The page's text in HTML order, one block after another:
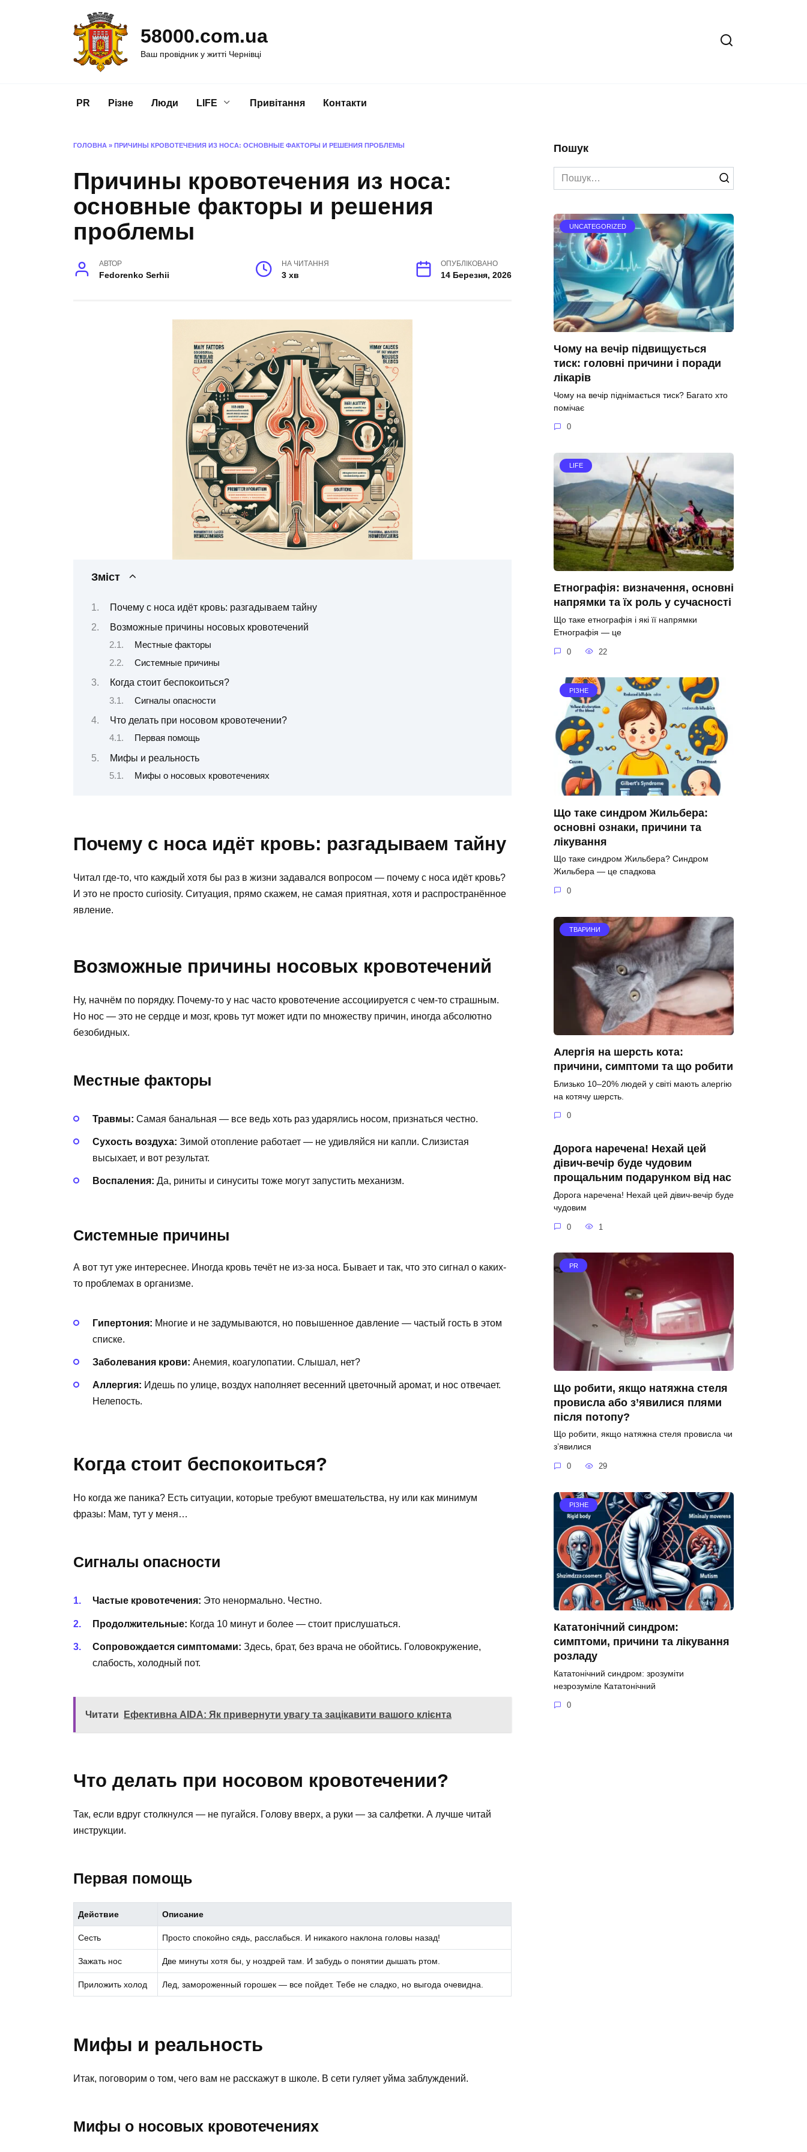
58000.com.ua
Ваш провідник у житті Чернівці
PR Різне Люди LIFE Привітання Контакти
ГОЛОВНА » ПРИЧИНЫ КРОВОТЕЧЕНИЯ ИЗ НОСА: ОСНОВНЫЕ ФАКТОРЫ И РЕШЕНИЯ ПРОБЛЕМЫ
Причины кровотечения из носа:
основные факторы и решения
проблемы
АВТОР
Fedorenko Serhii
НА ЧИТАННЯ
3 хв
ОПУБЛІКОВАНО
14 Березня, 2026
Зміст
Почему с носа идёт кровь: разгадываем тайну
Возможные причины носовых кровотечений
Местные факторы
Системные причины
Когда стоит беспокоиться?
Сигналы опасности
Что делать при носовом кровотечении?
Первая помощь
Мифы и реальность
Мифы о носовых кровотечениях
Почему с носа идёт кровь: разгадываем тайну
Читал где-то, что каждый хотя бы раз в жизни задавался вопросом — почему с носа идёт кровь?
И это не просто curiosity. Ситуация, прямо скажем, не самая приятная, хотя и распространённое
явление.
Возможные причины носовых кровотечений
Ну, начнём по порядку. Почему-то у нас часто кровотечение ассоциируется с чем-то страшным.
Но нос — это не сердце и мозг, кровь тут может идти по множеству причин, иногда абсолютно
безобидных.
Местные факторы
Травмы: Самая банальная — все ведь хоть раз ударялись носом, признаться честно.
Сухость воздуха: Зимой отопление работает — не удивляйся ни капли. Слизистая
высыхает, и вот результат.
Воспаления: Да, риниты и синуситы тоже могут запустить механизм.
Системные причины
А вот тут уже интереснее. Иногда кровь течёт не из-за носа. Бывает и так, что это сигнал о каких-
то проблемах в организме.
Гипертония: Многие и не задумываются, но повышенное давление — частый гость в этом
списке.
Заболевания крови: Анемия, коагулопатии. Слышал, нет?
Аллергия: Идешь по улице, воздух наполняет весенний цветочный аромат, и нос отвечает.
Нелепость.
Когда стоит беспокоиться?
Но когда же паника? Есть ситуации, которые требуют вмешательства, ну или как минимум
фразы: Мам, тут у меня…
Сигналы опасности
Частые кровотечения: Это ненормально. Честно.
Продолжительные: Когда 10 минут и более — стоит прислушаться.
Сопровождается симптомами: Здесь, брат, без врача не обойтись. Головокружение,
слабость, холодный пот.
Читати Ефективна AIDA: Як привернути увагу та зацікавити вашого клієнта
Что делать при носовом кровотечении?
Так, если вдруг столкнулся — не пугайся. Голову вверх, а руки — за салфетки. А лучше читай
инструкции.
Первая помощь
Действие Описание
Сесть Просто спокойно сядь, расслабься. И никакого наклона головы назад!
Зажать нос Две минуты хотя бы, у ноздрей там. И забудь о понятии дышать ртом.
Приложить холод Лед, замороженный горошек — все пойдет. Тебе не сладко, но выгода очевидна.
Мифы и реальность
Итак, поговорим о том, чего вам не расскажут в школе. В сети гуляет уйма заблуждений.
Мифы о носовых кровотечениях
Пошук
Search
for:
UNCATEGORIZED
Чому на вечір підвищується
тиск: головні причини і поради
лікарів
Чому на вечір піднімається тиск? Багато хто
помічає
0
LIFE
Етнографія: визначення, основні
напрямки та їх роль у сучасності
Що таке етнографія і які її напрямки
Етнографія — це
0 22
РІЗНЕ
Що таке синдром Жильбера:
основні ознаки, причини та
лікування
Що таке синдром Жильбера? Синдром
Жильбера — це спадкова
0
ТВАРИНИ
Алергія на шерсть кота:
причини, симптоми та що робити
Близько 10–20% людей у світі мають алергію
на котячу шерсть.
0
Дорога наречена! Нехай цей
дівич-вечір буде чудовим
прощальним подарунком від нас
Дорога наречена! Нехай цей дівич-вечір буде
чудовим
0 1
PR
Що робити, якщо натяжна стеля
провисла або з’явилися плями
після потопу?
Що робити, якщо натяжна стеля провисла чи
з’явилися
0 29
РІЗНЕ
Кататонічний синдром:
симптоми, причини та лікування
розладу
Кататонічний синдром: зрозуміти
незрозуміле Кататонічний
0